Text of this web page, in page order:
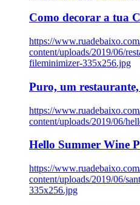
Como decorar a tua
https://
content/uploads/2019/06/
fileminimizer-335x256.jpg
Puro, um
https://
content/uploads/2019/06/
Hello Summer Wine
https://
content/uploads/2019/06/
335x256.jpg